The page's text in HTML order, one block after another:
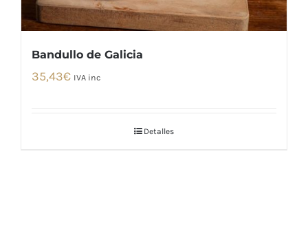
Bandullo de Galicia
35,43€ IVA inc
Detalles